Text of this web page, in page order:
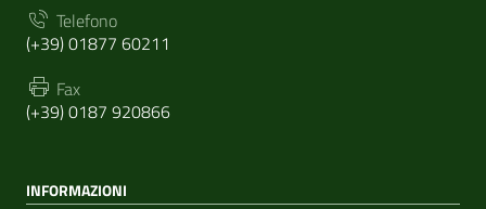
Telefono
(+39) 01877 60211
Fax
(+39) 0187 920866
INFORMAZIONI